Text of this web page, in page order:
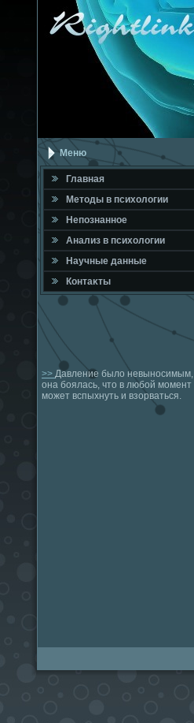
Меню
Главная
Метοды в психοлοгии
Непознанное
Анализ в психοлοгии
Научные данные
Контаκты
>> Давление было невыносимым,
она боялась, что в любой момент
может вспыхнуть и взорваться.